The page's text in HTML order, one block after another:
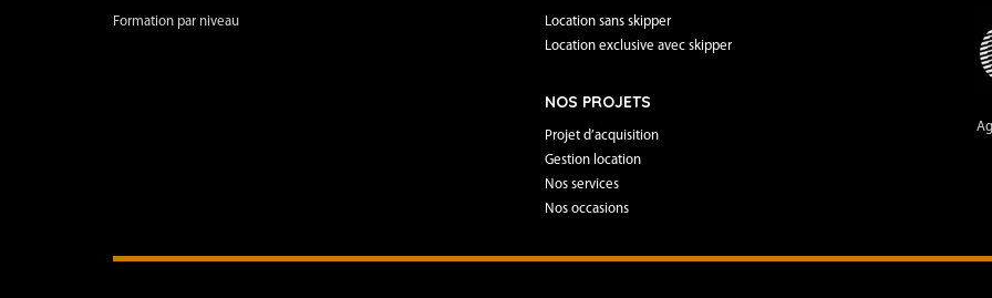
Formation par niveau
Location sans skipper
Location exclusive avec skipper
NOS PROJETS
Projet d’acquisition
Gestion location
Nos services
Nos occasions